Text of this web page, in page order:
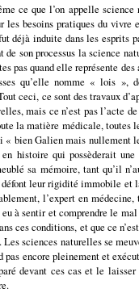
ce que l’on appelle science
les besoins pratiques du vivre
induite dans les esprits
son processus la science
pas quand elle représente des
qu’elle nomme « lois »,
ceci, ce sont des travaux
mais ce n’est pas l’acte
la matière médicale, toutes
« bien Galien mais nullement
histoire qui possèderait une
sa mémoire, tant qu’il
leur rigidité immobile et
l’expert en médecine,
à sentir et comprendre le
ces conditions, et que ce
sciences naturelles se
encore pleinement et
devant ces cas et le